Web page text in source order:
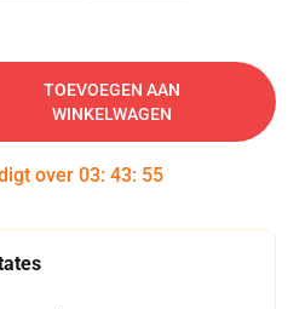
TOEVOEGEN AAN
WINKELWAGEN
over 03: 43: 54